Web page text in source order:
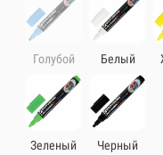
Голубой Белый
Зеленый Черный